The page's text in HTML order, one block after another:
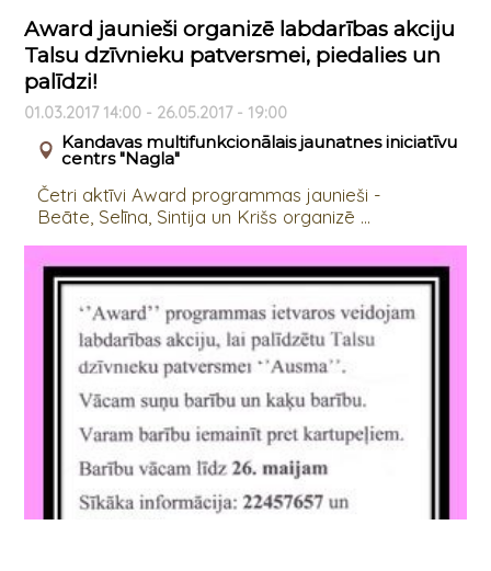
Award jaunieši organizē labdarības akciju
Talsu dzīvnieku patversmei, piedalies un
palīdzi!
01.03.2017 14:00 - 26.05.2017 - 19:00
Kandavas multifunkcionālais jaunatnes iniciatīvu
centrs "Nagla"
Četri aktīvi Award programmas jaunieši -
Beāte, Selīna, Sintija un Krišs organizē ...